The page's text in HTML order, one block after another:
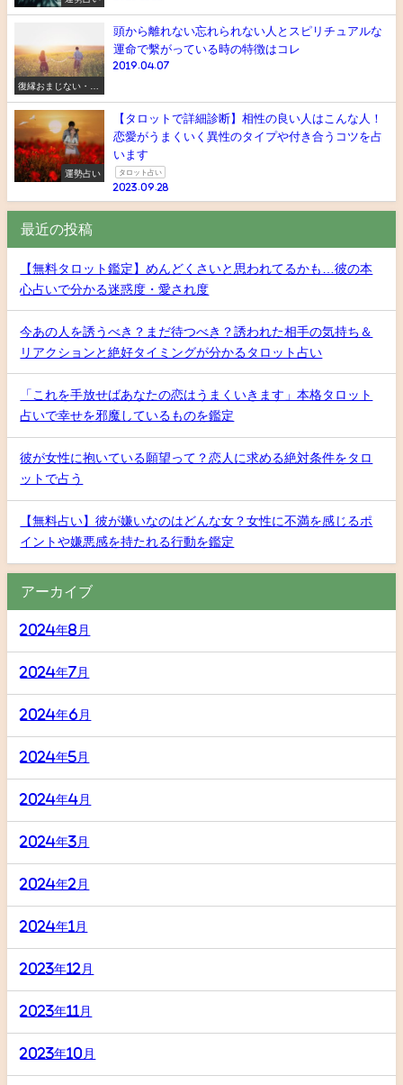
復縁おまじない・ス
ピリチュアル
頭から離れない忘れられない人とスピリチュアルな
運命で繫がっている時の特徴はコレ
2019.04.07
運勢占い
【タロットで詳細診断】相性の良い人はこんな人！
恋愛がうまくいく異性のタイプや付き合うコツを占
います
タロット占い
2023.09.28
最近の投稿
【無料タロット鑑定】めんどくさいと思われてるかも…彼の本
心占いで分かる迷惑度・愛され度
今あの人を誘うべき？まだ待つべき？誘われた相手の気持ち＆
リアクションと絶好タイミングが分かるタロット占い
「これを手放せばあなたの恋はうまくいきます」本格タロット
占いで幸せを邪魔しているものを鑑定
彼が女性に抱いている願望って？恋人に求める絶対条件をタロ
ットで占う
【無料占い】彼が嫌いなのはどんな女？女性に不満を感じるポ
イントや嫌悪感を持たれる行動を鑑定
アーカイブ
2024年8月
2024年7月
2024年6月
2024年5月
2024年4月
2024年3月
2024年2月
2024年1月
2023年12月
2023年11月
2023年10月